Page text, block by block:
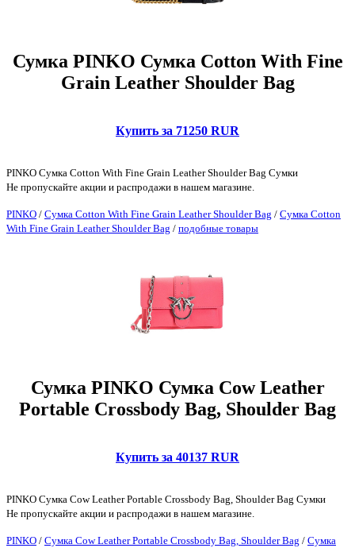
Сумка PINKO Сумка Cotton With Fine
Grain Leather Shoulder Bag
Купить за 71250 RUR
PINKO Сумка Cotton With Fine Grain Leather Shoulder Bag Сумки
Не пропускайте акции и распродажи в нашем магазине.
PINKO / Сумка Cotton With Fine Grain Leather Shoulder Bag / Сумка Cotton
With Fine Grain Leather Shoulder Bag / подобные товары
Сумка PINKO Сумка Cow Leather
Portable Crossbody Bag, Shoulder Bag
Купить за 40137 RUR
PINKO Сумка Cow Leather Portable Crossbody Bag, Shoulder Bag Сумки
Не пропускайте акции и распродажи в нашем магазине.
PINKO / Сумка Cow Leather Portable Crossbody Bag, Shoulder Bag / Сумка